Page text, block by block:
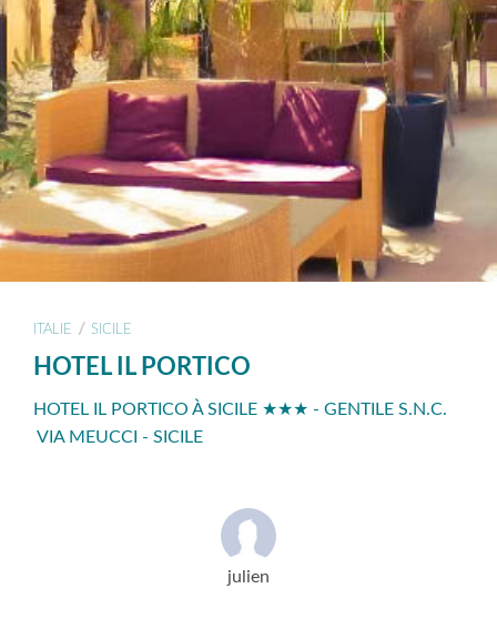
ITALIE / SICILE
HOTEL IL PORTICO
HOTEL IL PORTICO À SICILE ★★★ - GENTILE S.N.C.
VIA MEUCCI - SICILE
julien